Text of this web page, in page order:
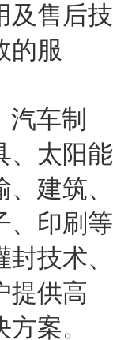
及售后技
的服
车制
、太阳能
建筑、
、印刷等
技术、
提供高
案。